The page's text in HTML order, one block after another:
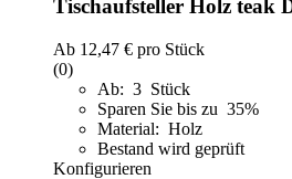
Tischaufsteller Holz teak
Ab 12,47 € pro Stück
(0)
Ab: 3 Stück
Sparen Sie bis zu 35%
Material: Holz
Bestand wird geprüft
Konfigurieren